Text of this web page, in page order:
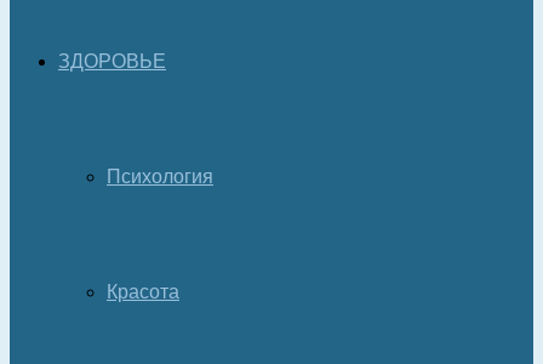
ЗДОРОВЬЕ
Психология
Красота